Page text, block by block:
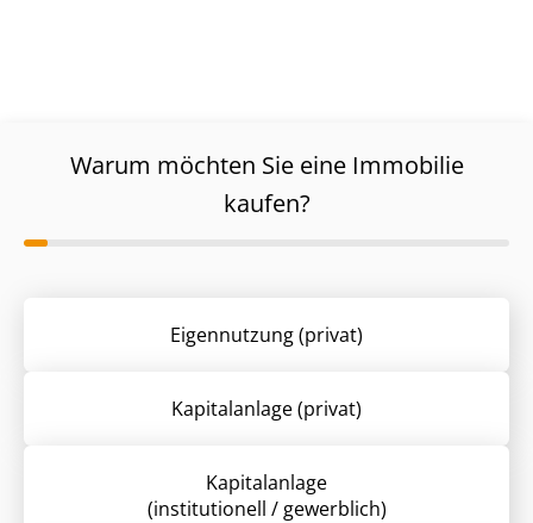
Warum möchten Sie eine Immobilie
kaufen?
Eigennutzung (privat)
Kapitalanlage (privat)
Kapitalanlage
(institutionell / gewerblich)